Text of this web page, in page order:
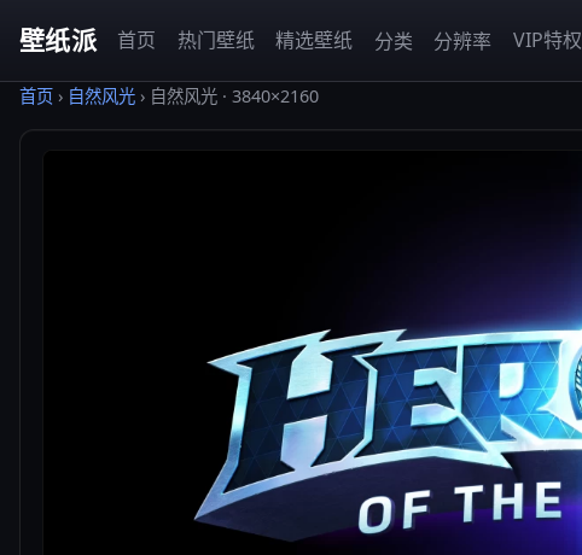
壁纸派 首页 热门壁纸 精选壁纸 分类 分辨率 VIP特权
首页 › 自然风光 › 自然风光 · 3840×2160